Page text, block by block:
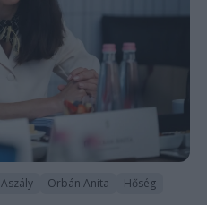
Aszály Orbán Anita Hőség